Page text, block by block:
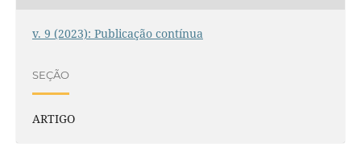
v. 9 (2023): Publicação contínua
SEÇÃO
ARTIGO